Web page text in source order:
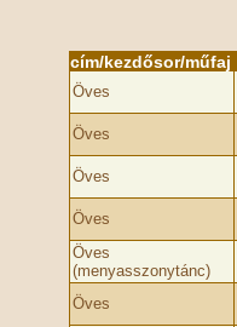
cím/kezdősor/műfaj
Öves
Öves
Öves
Öves
Öves
(menyasszonytánc)
Öves